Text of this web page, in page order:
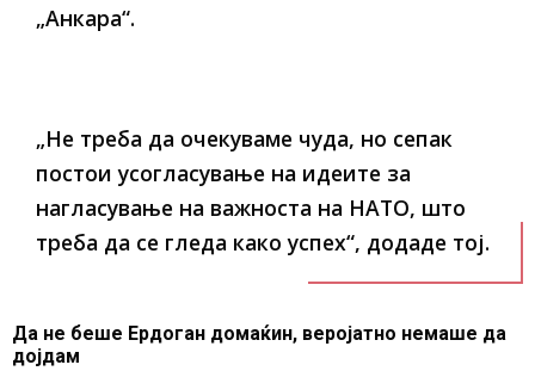
„Анкара“.
„Не треба да очекуваме чуда, но сепак
постои усогласување на идеите за
нагласување на важноста на НАТО, што
треба да се гледа како успех“, додаде тој.
Да не беше Ердоган домаќин, веројатно немаше да
дојдам